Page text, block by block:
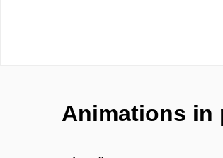
Animations in